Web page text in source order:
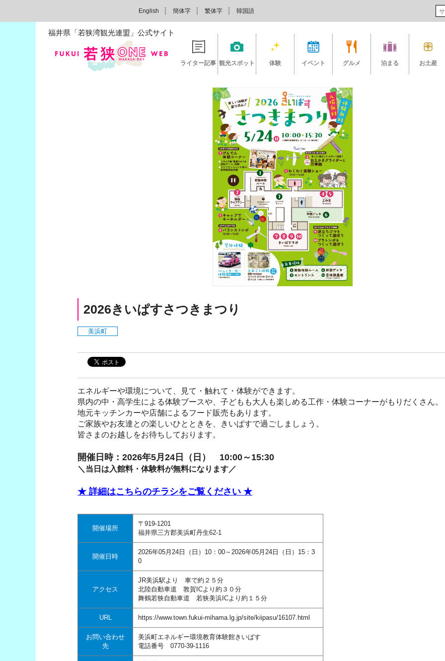
English 簡体字 繁体字 韓国語
福井県「若狭湾観光連盟」公式サイト
ライター記事 観光スポット 体験 イベント グルメ 泊まる お土産
2026きいぱすさつきまつり
美浜町
エネルギーや環境について、見て・触れて・体験ができます。
県内の中・高学生による体験ブースや、子どもも大人も楽しめる工作・体験コーナーがもりだくさん。
地元キッチンカーや店舗によるフード販売もあります。
ご家族やお友達との楽しいひとときを、きいぱすで過ごしましょう。
皆さまのお越しをお待ちしております。
開催日時：2026年5月24日（日） 10:00～15:30
＼当日は入館料・体験料が無料になります／
★ 詳細はこちらのチラシをご覧ください ★
開催場所
〒919-1201
福井県三方郡美浜町丹生62-1
開催日時
2026年05月24日（日）10：00～2026年05月24日（日）15：3
0
アクセス
JR美浜駅より 車で約２５分
北陸自動車道 敦賀ICより約３０分
舞鶴若狭自動車道 若狭美浜ICより約１５分
URL https://www.town.fukui-mihama.lg.jp/site/kiipasu/16107.html
お問い合わせ
先
美浜町エネルギー環境教育体験館きいぱす
電話番号 0770-39-1116